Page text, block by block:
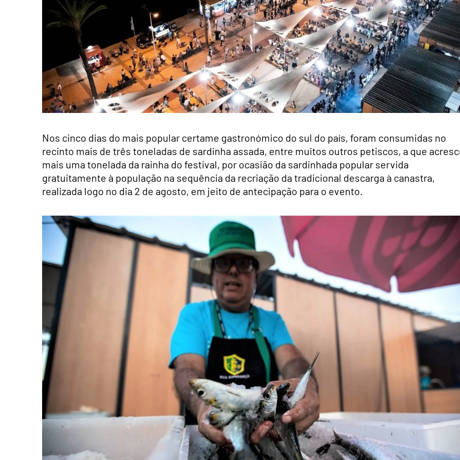
Nos cinco dias do mais popular certame gastronómico do sul do país, foram consumidas no
recinto mais de três toneladas de sardinha assada, entre muitos outros petiscos, a que
mais uma tonelada da rainha do festival, por ocasião da sardinhada popular servida
gratuitamente à população na sequência da recriação da tradicional descarga à canastra,
realizada logo no dia 2 de agosto, em jeito de antecipação para o evento.